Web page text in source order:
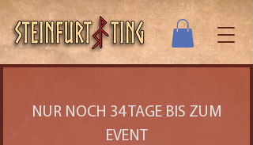
NUR NOCH 34 TAGE BIS ZUM
EVENT